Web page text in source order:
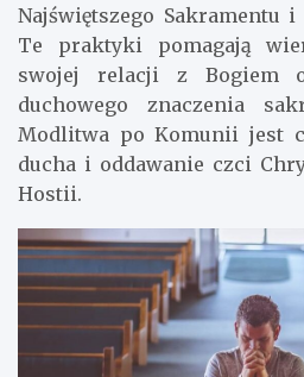
Najświętszego Sakramentu
Te praktyki pomagają
swojej relacji z Bogiem
duchowego znaczenia
Modlitwa po Komunii jest
ducha i oddawanie czci
Hostii.